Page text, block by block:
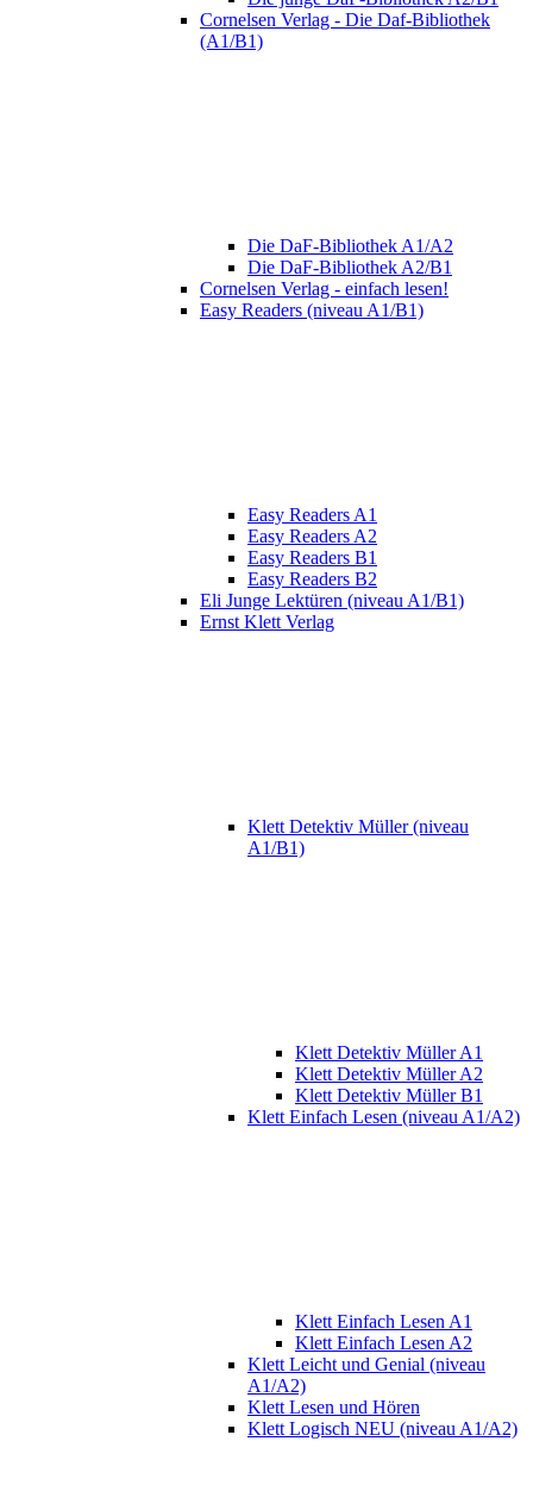
Cornelsen Verlag - Die Daf-Bibliothek
(A1/B1)
Die DaF-Bibliothek A1/A2
Die DaF-Bibliothek A2/B1
Cornelsen Verlag - einfach lesen!
Easy Readers (niveau A1/B1)
Easy Readers A1
Easy Readers A2
Easy Readers B1
Easy Readers B2
Eli Junge Lektüren (niveau A1/B1)
Ernst Klett Verlag
Klett Detektiv Müller (niveau
A1/B1)
Klett Detektiv Müller A1
Klett Detektiv Müller A2
Klett Detektiv Müller B1
Klett Einfach Lesen (niveau A1/A2)
Klett Einfach Lesen A1
Klett Einfach Lesen A2
Klett Leicht und Genial (niveau
A1/A2)
Klett Lesen und Hören
Klett Logisch NEU (niveau A1/A2)